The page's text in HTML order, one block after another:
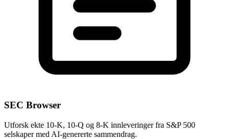
SEC Browser
Utforsk ekte 10-K, 10-Q og 8-K innleveringer fra S&P 500
selskaper med AI-genererte sammendrag.